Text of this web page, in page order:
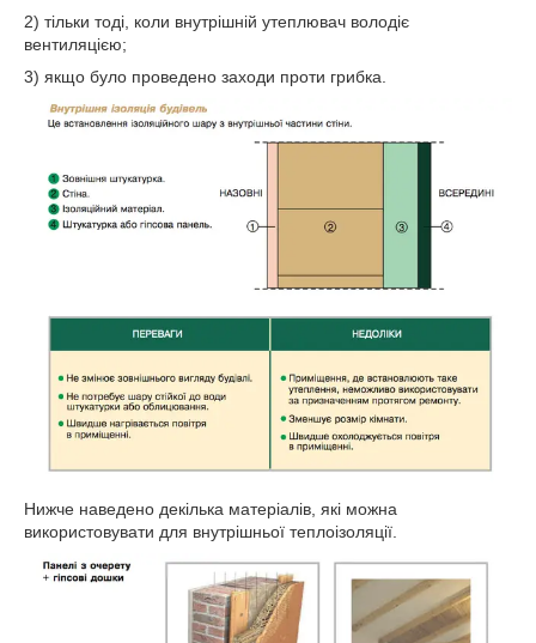
2) тільки тоді, коли внутрішній утеплювач володіє
вентиляцією;
3) якщо було проведено заходи проти грибка.
Нижче наведено декілька матеріалів, які можна
використовувати для внутрішньої теплоізоляції.